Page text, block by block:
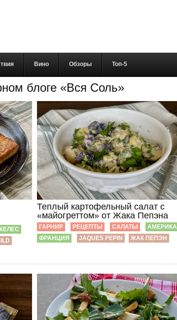
Вино Обзоры Топ-5
блоге «Вся Соль»
Теплый картофельный салат с
«майогреттом» от Жака Пепэна
ГАРНИР РЕЦЕПТЫ САЛАТЫ
АМЕРИКА
ФРАНЦИЯ
JAQUES PEPIN ЖАК ПЕПЭН